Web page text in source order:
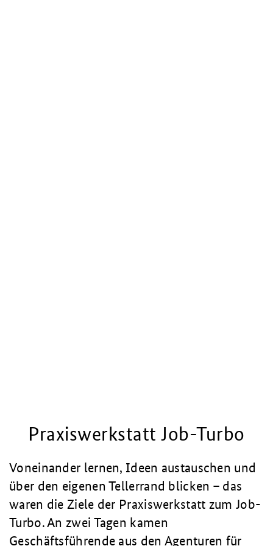
Praxiswerkstatt Job-Turbo
Voneinander lernen, Ideen austauschen und
über den eigenen Tellerrand blicken – das
waren die Ziele der Praxiswerkstatt zum Job-
Turbo. An zwei Tagen kamen
Geschäftsführende aus den Agenturen für